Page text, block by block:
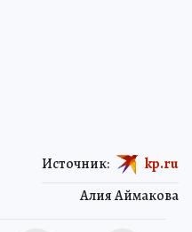
Алия Аймакова
Источник: kp.ru